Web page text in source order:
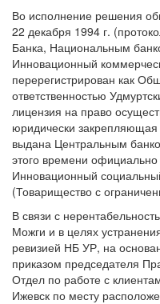
Во исполнение решения
22 декабря 1994 г.
Банка, Национальным
Инновационный
перерегистрирован как
ответственностью
лицензия на право
юридически
выдана Центральным
этого времени
Инновационный
(Товарищество с
В связи с
Можги и в целях
ревизией НБ УР, на
приказом председателя
Отдел по работе с
Ижевск по месту